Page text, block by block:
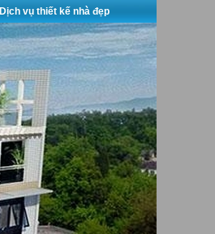
Dịch vụ thiết kế nhà đẹp